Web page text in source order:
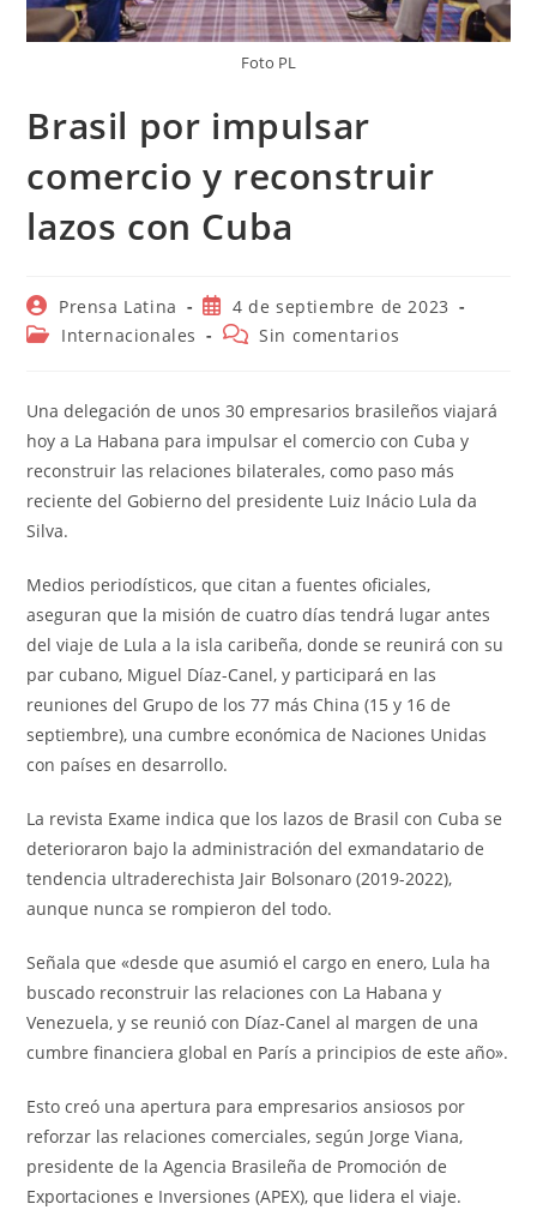
Foto PL
Brasil por impulsar
comercio y reconstruir
lazos con Cuba
Autor
de
Prensa Latina
Publicación
de
4 de septiembre de 2023
Categoría
entrada:
Internacionales
Comentarios
entrada:
Sin comentarios
Una delegación de unos 30 empresarios brasileños viajará
hoy a La Habana para impulsar el comercio con Cuba y
reconstruir las relaciones bilaterales, como paso más
reciente del Gobierno del presidente Luiz Inácio Lula da
Silva.
Medios periodísticos, que citan a fuentes oficiales,
aseguran que la misión de cuatro días tendrá lugar antes
del viaje de Lula a la isla caribeña, donde se reunirá con su
par cubano, Miguel Díaz-Canel, y participará en las
reuniones del Grupo de los 77 más China (15 y 16 de
septiembre), una cumbre económica de Naciones Unidas
con países en desarrollo.
La revista Exame indica que los lazos de Brasil con Cuba se
deterioraron bajo la administración del exmandatario de
tendencia ultraderechista Jair Bolsonaro (2019-2022),
aunque nunca se rompieron del todo.
Señala que «desde que asumió el cargo en enero, Lula ha
buscado reconstruir las relaciones con La Habana y
Venezuela, y se reunió con Díaz-Canel al margen de una
cumbre financiera global en París a principios de este año».
Esto creó una apertura para empresarios ansiosos por
reforzar las relaciones comerciales, según Jorge Viana,
presidente de la Agencia Brasileña de Promoción de
Exportaciones e Inversiones (APEX), que lidera el viaje.